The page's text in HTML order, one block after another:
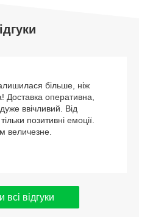
більше, ніж
Доставка оперативна,
ввічливий. Від
позитивні емоції.
величезне.
всі відгуки